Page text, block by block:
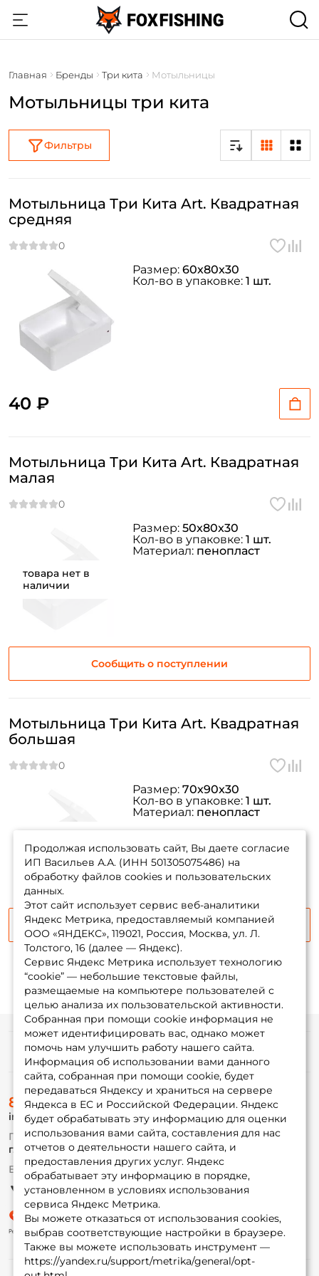
Главная Бренды Три кита Мотыльницы
Мотыльницы три кита
Фильтры
Мотыльница Три Кита Art. Квадратная
средняя
40 ₽
Размер: 60x80x30
Кол-во в упаковке: 1 шт.
товара нет в
наличии
Мотыльница Три Кита Art. Квадратная
малая
Сообщить о поступлении
Размер: 50x80x30
Кол-во в упаковке: 1 шт.
Материал: пенопласт
наличии
Мотыльница Три Кита Art. Квадратная
большая
Сообщить о поступлении
Размер: 70x90x30
Кол-во в упаковке: 1 шт.
Материал: пенопласт
Продолжая использовать сайт, Вы даете согласие
ИП Васильев А.А. (ИНН 501305075486) на
обработку файлов cookies и пользовательских
данных.
Этот сайт использует сервис веб-аналитики
Яндекс Метрика, предоставляемый компанией
ООО «ЯНДЕКС», 119021, Россия, Москва, ул. Л.
Толстого, 16 (далее — Яндекс).
Сервис Яндекс Метрика использует технологию
“cookie” — небольшие текстовые файлы,
размещаемые на компьютере пользователей с
целью анализа их пользовательской активности.
Собранная при помощи cookie информация не
может идентифицировать вас, однако может
помочь нам улучшить работу нашего сайта.
Информация об использовании вами данного
сайта, собранная при помощи cookie, будет
передаваться Яндексу и храниться на сервере
Яндекса в ЕС и Российской Федерации. Яндекс
будет обрабатывать эту информацию для оценки
использования вами сайта, составления для нас
отчетов о деятельности нашего сайта, и
предоставления других услуг. Яндекс
обрабатывает эту информацию в порядке,
установленном в условиях использования
сервиса Яндекс Метрика.
Вы можете отказаться от использования cookies,
выбрав соответствующие настройки в браузере.
Также вы можете использовать инструмент —
https://yandex.ru/support/metrika/general/opt-
Email: *
Придумайте пароль: *
Заполняя данную форму вы соглашаетесь на обработку
персональных данных
Создать аккаунт
Информация
О магазине
Доставка
Оплата
Fox-bonus
Гуру
Партнерская программа
8 (495) 532-77-88
info@foxfishing.ru
По вопросам с заказом
г. Москва, ул. Плеханова д.7
Ежедневно 10:00 до 20:00